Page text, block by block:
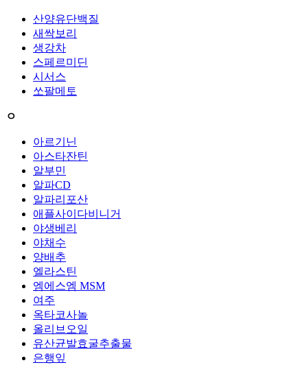
산양유단백질
새싹보리
생강차
스페르미딘
시서스
쏘팔메토
ㅇ
아르기닌
아스타잔틴
알부민
알파CD
알파리포산
애플사이다비니거
야생베리
야채수
양배추
엘라스틴
엠에스엠 MSM
여주
옥타코사놀
올리브오일
유산균발효굴추출물
은행잎